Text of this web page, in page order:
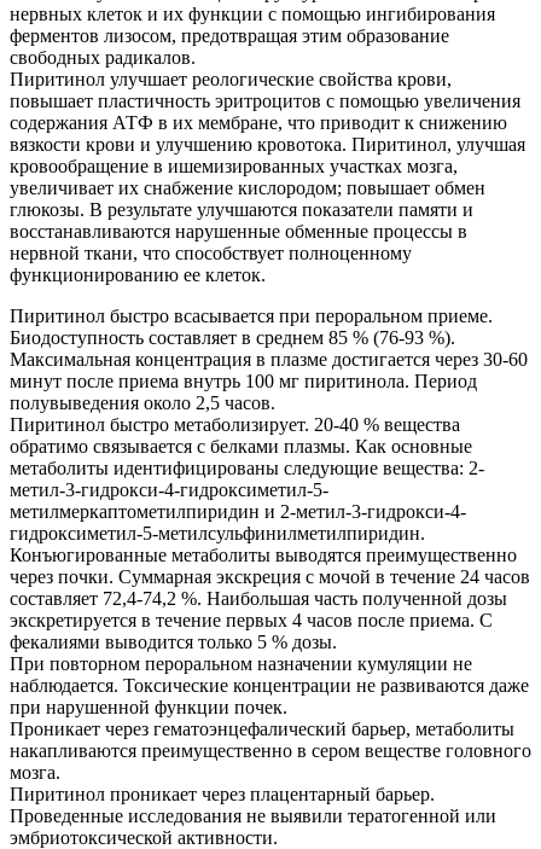
нервных клеток и их функции с помощью ингибирования
ферментов лизосом, предотвращая этим образование
свободных радикалов.
Пиритинол улучшает реологические свойства крови,
повышает пластичность эритроцитов с помощью увеличения
содержания АТФ в их мембране, что приводит к снижению
вязкости крови и улучшению кровотока. Пиритинол, улучшая
кровообращение в ишемизированных участках мозга,
увеличивает их снабжение кислородом; повышает обмен
глюкозы. В результате улучшаются показатели памяти и
восстанавливаются нарушенные обменные процессы в
нервной ткани, что способствует полноценному
функционированию ее клеток.
Пиритинол быстро всасывается при пероральном приеме.
Биодоступность составляет в среднем 85 % (76-93 %).
Максимальная концентрация в плазме достигается через 30-60
минут после приема внутрь 100 мг пиритинола. Период
полувыведения около 2,5 часов.
Пиритинол быстро метаболизирует. 20-40 % вещества
обратимо связывается с белками плазмы. Как основные
метаболиты идентифицированы следующие вещества: 2-
метил-3-гидрокси-4-гидроксиметил-5-
метилмеркаптометилпиридин и 2-метил-3-гидрокси-4-
гидроксиметил-5-метилсульфинилметилпиридин.
Конъюгированные метаболиты выводятся преимущественно
через почки. Суммарная экскреция с мочой в течение 24 часов
составляет 72,4-74,2 %. Наибольшая часть полученной дозы
экскретируется в течение первых 4 часов после приема. C
фекалиями выводится только 5 % дозы.
При повторном пероральном назначении кумуляции не
наблюдается. Токсические концентрации не развиваются даже
при нарушенной функции почек.
Проникает через гематоэнцефалический барьер, метаболиты
накапливаются преимущественно в сером веществе головного
мозга.
Пиритинол проникает через плацентарный барьер.
Проведенные исследования не выявили тератогенной или
эмбриотоксической активности.